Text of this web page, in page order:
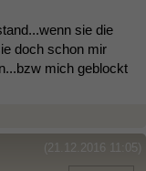
sie die
doch schon mir
mich geblockt
(21.12.2016 11:05)